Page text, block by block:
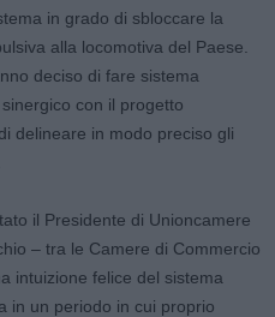
in grado di sbloccare la
alla locomotiva del Paese.
deciso di fare sistema
con il progetto
delineare in modo preciso gli
il Presidente di Unioncamere
– tra le Camere di Commercio
intuizione felice del sistema
in un periodo in cui proprio